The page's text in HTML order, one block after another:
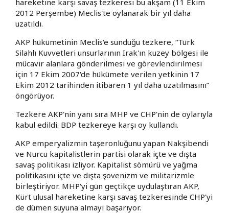
2012 Perşembe) Meclis'te oylanarak bir yıl daha
uzatıldı.
AKP hükümetinin Meclis'e sunduğu tezkere, “Türk
Silahlı Kuvvetleri unsurlarının Irak'ın kuzey bölgesi ile
mücavir alanlara gönderilmesi ve görevlendirilmesi
için 17 Ekim 2007'de hükümete verilen yetkinin 17
Ekim 2012 tarihinden itibaren 1 yıl daha uzatılmasını”
öngörüyor.
Tezkere AKP'nin yanı sıra MHP ve CHP'nin de oylarıyla
kabul edildi. BDP tezkereye karşı oy kullandı.
AKP emperyalizmin taşeronluğunu yapan Nakşibendi
ve Nurcu kapitalistlerin partisi olarak içte ve dışta
savaş politikası izliyor. Kapitalist sömürü ve yağma
politikasını içte ve dışta şovenizm ve militarizmle
birleştiriyor. MHP'yi gün geçtikçe uydulaştıran AKP,
Kürt ulusal hareketine karşı savaş tezkeresinde CHP'yi
de dümen suyuna almayı başarıyor.